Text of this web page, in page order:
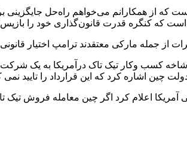
از همکارانم می‌خواهم راه‌حل جایگزینی
که کنگره قدرت قانون‌گذاری خود را بازپس
از جمله مارکی معتقدند ترامپ اختیار
شاخه کسب وکار تیک تاک درآمریکا به یک
چین اشاره کرد که این قرارداد را تایید نمی
آمریکا اعلام کرد اگر چین معامله فروش